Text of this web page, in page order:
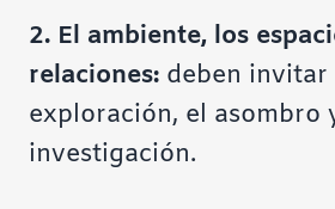
2. El ambiente, los
relaciones: deben invitar
exploración, el asombro
investigación.